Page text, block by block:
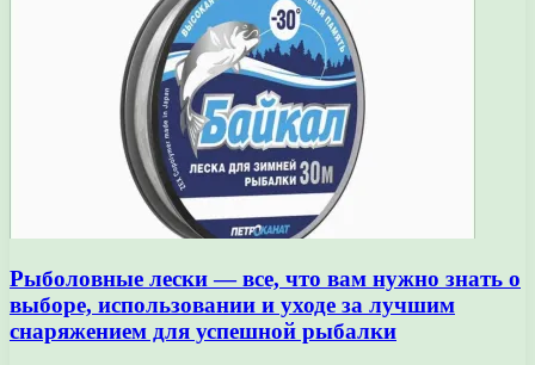
Рыболовные лески — все, что вам нужно знать о
выборе, использовании и уходе за лучшим
снаряжением для успешной рыбалки